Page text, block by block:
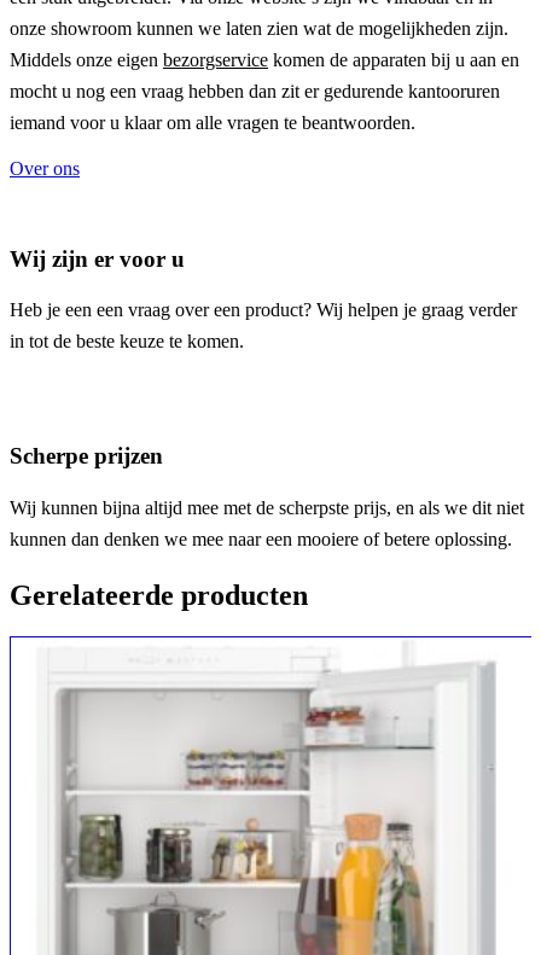
onze showroom kunnen we laten zien wat de mogelijkheden zijn.
Middels onze eigen bezorgservice komen de apparaten bij u aan en
mocht u nog een vraag hebben dan zit er gedurende kantooruren
iemand voor u klaar om alle vragen te beantwoorden.
Over ons
Wij zijn er voor u
Heb je een een vraag over een product? Wij helpen je graag verder
in tot de beste keuze te komen.
Scherpe prijzen
Wij kunnen bijna altijd mee met de scherpste prijs, en als we dit niet
kunnen dan denken we mee naar een mooiere of betere oplossing.
Gerelateerde producten